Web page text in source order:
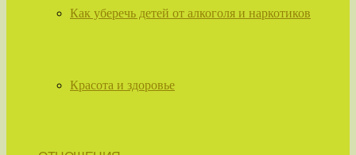
Как уберечь детей от алкоголя и наркотиков
Красота и здоровье